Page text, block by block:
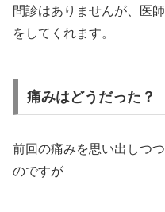
問診はありませんが、医
をしてくれます。
痛みはどうだった？
前回の痛みを思い出しつ
のですが